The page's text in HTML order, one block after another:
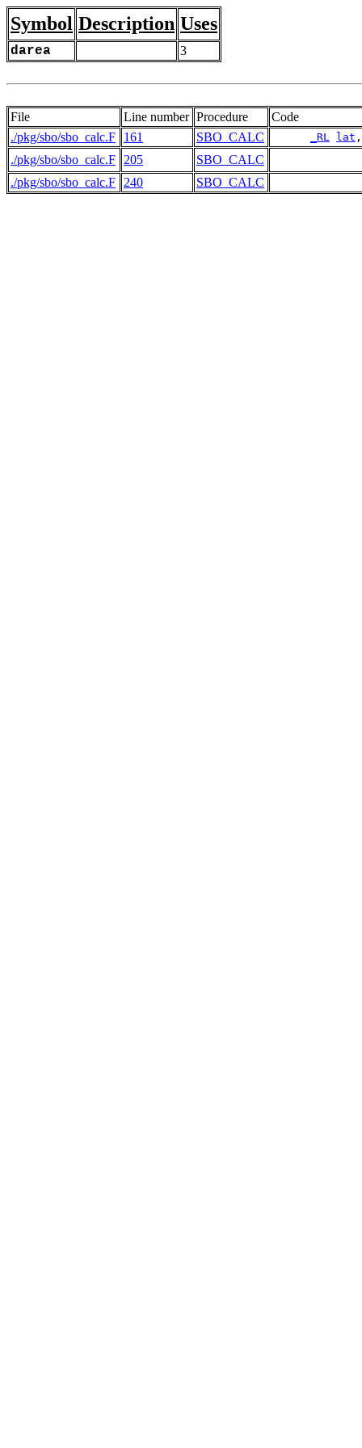
Symbol Description Uses
darea 3
File Line number Procedure
Code
./pkg/sbo/sbo_calc.F
161 SBO_CALC _RL lat
./pkg/sbo/sbo_calc.F 205
SBO_CALC
./pkg/sbo/sbo_calc.F
240 SBO_CALC